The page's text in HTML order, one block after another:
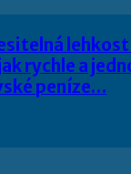
rychle a
peníze…